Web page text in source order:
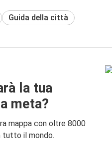
Guida della città
la tua
meta?
mappa con oltre 8000
tutto il mondo.